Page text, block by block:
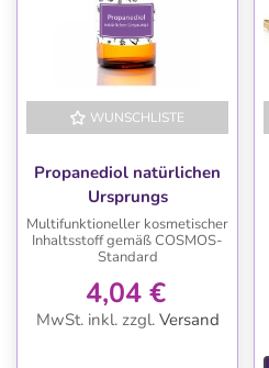
WUNSCHLISTE
Propanediol natürlichen
Ursprungs
Multifunktioneller kosmetischer
Inhaltsstoff gemäß COSMOS-
Standard
4,04 €
MwSt. inkl. zzgl. Versand